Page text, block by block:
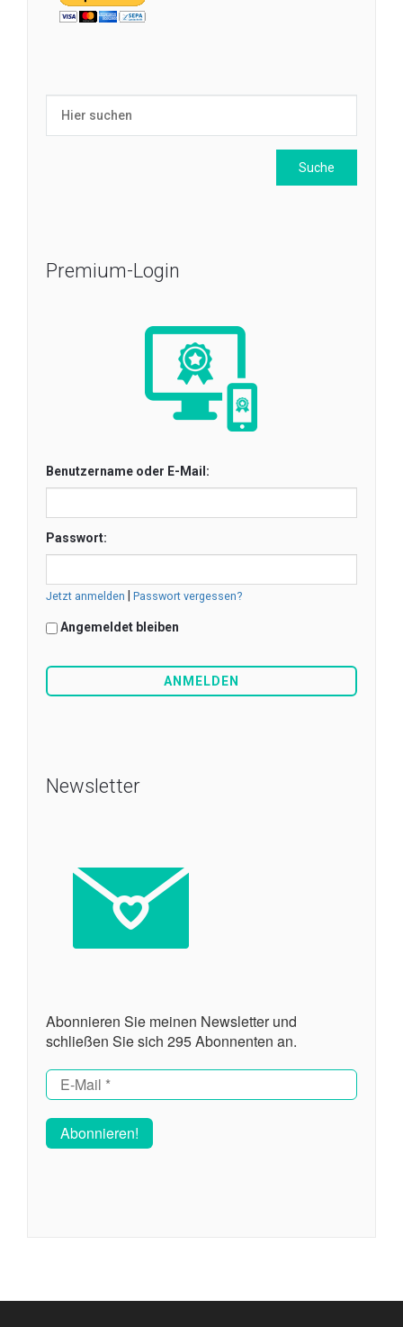
Premium-Login
Benutzername oder E-Mail:
Passwort:
Jetzt anmelden Passwort vergessen?
Angemeldet bleiben
Newsletter
Abonnieren Sie meinen Newsletter und
schließen Sie sich 295 Abonnenten an.